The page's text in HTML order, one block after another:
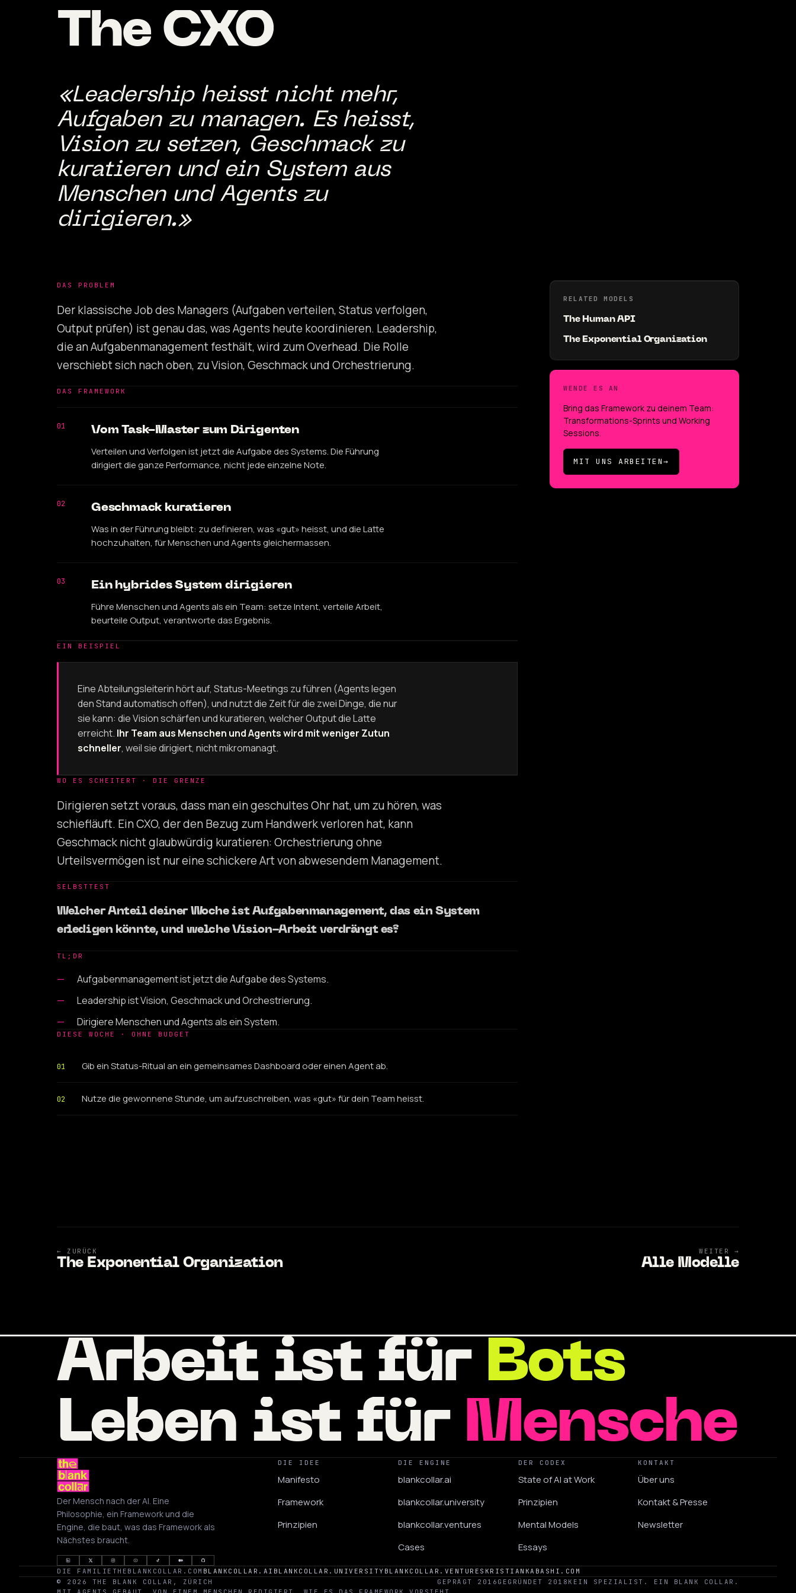
The CXO
«Leadership heisst nicht mehr,
Aufgaben zu managen. Es heisst,
Vision zu setzen, Geschmack zu
kuratieren und ein System aus
Menschen und Agents zu
dirigieren.»
DAS PROBLEM
Der klassische Job des Managers (Aufgaben verteilen, Status verfolgen,
Output prüfen) ist genau das, was Agents heute koordinieren. Leadership,
die an Aufgabenmanagement festhält, wird zum Overhead. Die Rolle
verschiebt sich nach oben, zu Vision, Geschmack und Orchestrierung.
DAS FRAMEWORK
01 Vom Task-Master zum Dirigenten
Verteilen und Verfolgen ist jetzt die Aufgabe des Systems. Die Führung
dirigiert die ganze Performance, nicht jede einzelne Note.
02 Geschmack kuratieren
Was in der Führung bleibt: zu definieren, was «gut» heisst, und die Latte
hochzuhalten, für Menschen und Agents gleichermassen.
03 Ein hybrides System dirigieren
Führe Menschen und Agents als ein Team: setze Intent, verteile Arbeit,
beurteile Output, verantworte das Ergebnis.
EIN BEISPIEL
Eine Abteilungsleiterin hört auf, Status-Meetings zu führen (Agents legen
den Stand automatisch offen), und nutzt die Zeit für die zwei Dinge, die nur
sie kann: die Vision schärfen und kuratieren, welcher Output die Latte
erreicht. Ihr Team aus Menschen und Agents wird mit weniger Zutun
schneller, weil sie dirigiert, nicht mikromanagt.
WO ES SCHEITERT · DIE GRENZE
Dirigieren setzt voraus, dass man ein geschultes Ohr hat, um zu hören, was
schiefläuft. Ein CXO, der den Bezug zum Handwerk verloren hat, kann
Geschmack nicht glaubwürdig kuratieren: Orchestrierung ohne
Urteilsvermögen ist nur eine schickere Art von abwesendem Management.
SELBSTTEST
Welcher Anteil deiner Woche ist Aufgabenmanagement, das ein System
erledigen könnte, und welche Vision-Arbeit verdrängt es?
TL;DR
Aufgabenmanagement ist jetzt die Aufgabe des Systems.
Leadership ist Vision, Geschmack und Orchestrierung.
Dirigiere Menschen und Agents als ein System.
DIESE WOCHE · OHNE BUDGET
01 Gib ein Status-Ritual an ein gemeinsames Dashboard oder einen Agent ab.
02 Nutze die gewonnene Stunde, um aufzuschreiben, was «gut» für dein Team heisst.
RELATED MODELS
The Human API
The Exponential Organization
WENDE ES AN
Bring das Framework zu deinem Team:
Transformations-Sprints und Working
Sessions.
MIT UNS ARBEITEN→
← ZURÜCK
The Exponential Organization
WEITER →
Alle Modelle
Arbeit ist für Bots
Leben ist für Menschen
Der Mensch nach der AI. Eine
Philosophie, ein Framework und die
Engine, die baut, was das Framework als
Nächstes braucht.
DIE IDEE
Manifesto
Framework
Prinzipien
DIE ENGINE
blankcollar.ai
blankcollar.university
blankcollar.ventures
Cases
DER CODEX
State of AI at Work
Prinzipien
Mental Models
Essays
KONTAKT
Über uns
Kontakt & Presse
Newsletter
DIE FAMILIE THEBLANKCOLLAR.COM BLANKCOLLAR.AI BLANKCOLLAR.UNIVERSITY BLANKCOLLAR.VENTURES KRISTIANKABASHI.COM
© 2026 THE BLANK COLLAR, ZÜRICH
GEPRÄGT 2016 GEGRÜNDET 2018 KEIN SPEZIALIST. EIN BLANK COLLAR.